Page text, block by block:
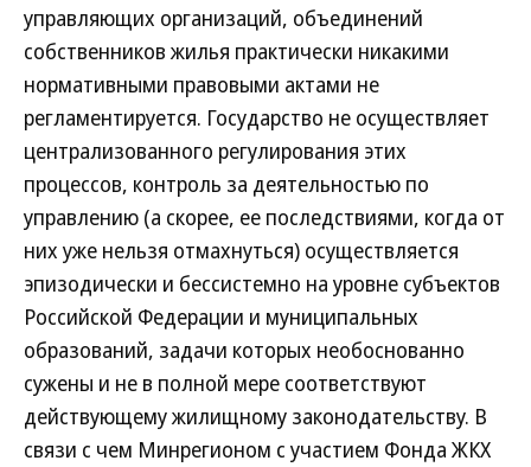
управляющих организаций, объединений
собственников жилья практически никакими
нормативными правовыми актами не
регламентируется. Государство не осуществляет
централизованного регулирования этих
процессов, контроль за деятельностью по
управлению (а скорее, ее последствиями, когда от
них уже нельзя отмахнуться) осуществляется
эпизодически и бессистемно на уровне субъектов
Российской Федерации и муниципальных
образований, задачи которых необоснованно
сужены и не в полной мере соответствуют
действующему жилищному законодательству. В
связи с чем Минрегионом с участием Фонда ЖКХ